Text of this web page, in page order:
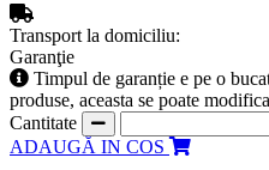
Transport la domiciliu:
Garanţie
Timpul de garanție e pe o
produse, aceasta se poate
Cantitate
ADAUGĂ IN COS